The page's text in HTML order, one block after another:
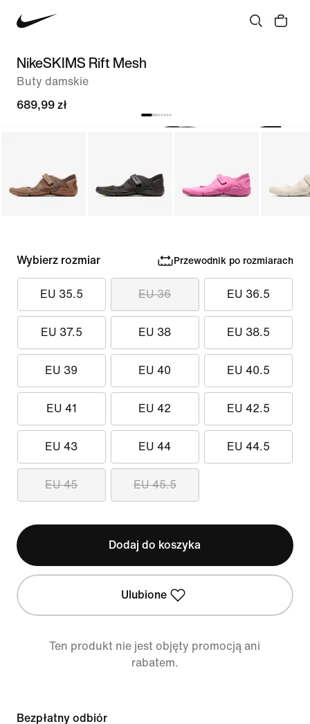
NikeSKIMS Rift Mesh
Buty damskie
689,99 zł
Wybierz rozmiar Przewodnik po rozmiarach
EU 35.5 EU 36 EU 36.5
EU 37.5 EU 38 EU 38.5
EU 39 EU 40 EU 40.5
EU 41 EU 42 EU 42.5
EU 43 EU 44 EU 44.5
EU 45 EU 45.5
Dodaj do koszyka
Ulubione
Ten produkt nie jest objęty promocją ani
rabatem.
Bezpłatny odbiór